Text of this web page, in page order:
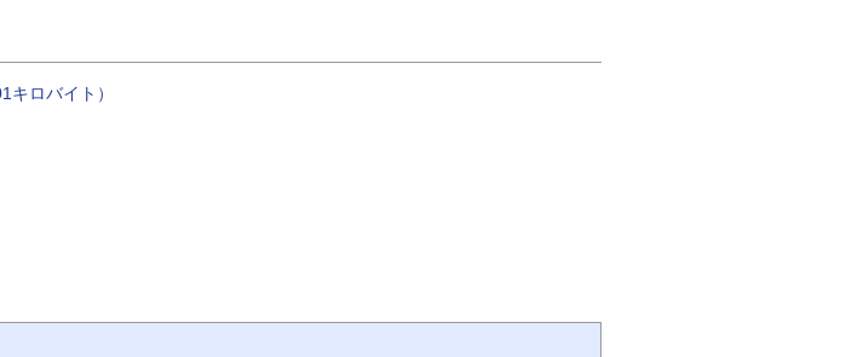
ロバイト）